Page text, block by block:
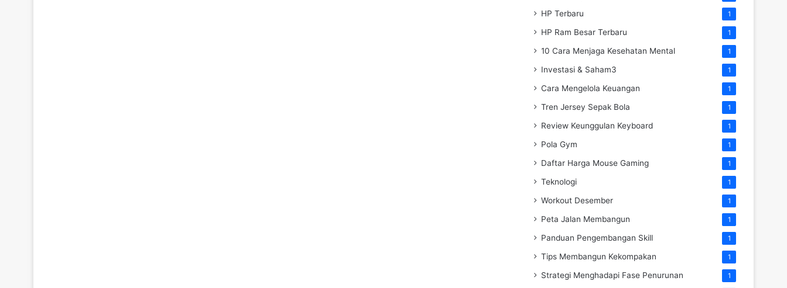
HP Terbaru 1
HP Ram Besar Terbaru 1
10 Cara Menjaga Kesehatan Mental 1
Investasi & Saham3 1
Cara Mengelola Keuangan 1
Tren Jersey Sepak Bola 1
Review Keunggulan Keyboard 1
Pola Gym 1
Daftar Harga Mouse Gaming 1
Teknologi 1
Workout Desember 1
Peta Jalan Membangun 1
Panduan Pengembangan Skill 1
Tips Membangun Kekompakan 1
Strategi Menghadapi Fase Penurunan 1